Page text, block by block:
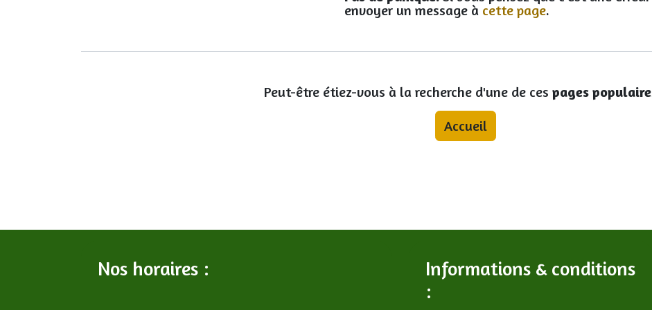
envoyer un message à cette page.
Peut-être étiez-vous à la recherche d'une de ces pages
Accueil
Nos horaires :
Informations & conditions
: